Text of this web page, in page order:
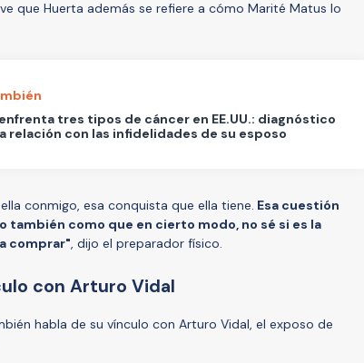
que Huerta además se refiere a cómo Marité Matus lo
tres tipos de cáncer en EE.UU.: diagnóstico
relación con las infidelidades de su esposo
conmigo, esa conquista que ella tiene. Esa cuestión
también como que en cierto modo, no sé si es la
comprar", dijo el preparador físico.
con Arturo Vidal
habla de su vínculo con Arturo Vidal, el exposo de